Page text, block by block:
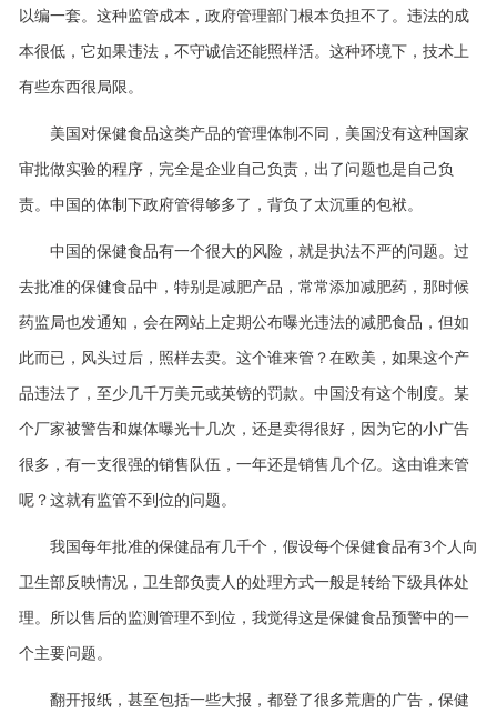
以编一套。这种监管成本，政府管理部门根本负担不了。违法的成
本很低，它如果违法，不守诚信还能照样活。这种环境下，技术上
有些东西很局限。
美国对保健食品这类产品的管理体制不同，美国没有这种国家
审批做实验的程序，完全是企业自己负责，出了问题也是自己负
责。中国的体制下政府管得够多了，背负了太沉重的包袱。
中国的保健食品有一个很大的风险，就是执法不严的问题。过
去批准的保健食品中，特别是减肥产品，常常添加减肥药，那时候
药监局也发通知，会在网站上定期公布曝光违法的减肥食品，但如
此而已，风头过后，照样去卖。这个谁来管？在欧美，如果这个产
品违法了，至少几千万美元或英镑的罚款。中国没有这个制度。某
个厂家被警告和媒体曝光十几次，还是卖得很好，因为它的小广告
很多，有一支很强的销售队伍，一年还是销售几个亿。这由谁来管
呢？这就有监管不到位的问题。
我国每年批准的保健品有几千个，假设每个保健食品有3个人向
卫生部反映情况，卫生部负责人的处理方式一般是转给下级具体处
理。所以售后的监测管理不到位，我觉得这是保健食品预警中的一
个主要问题。
翻开报纸，甚至包括一些大报，都登了很多荒唐的广告，保健